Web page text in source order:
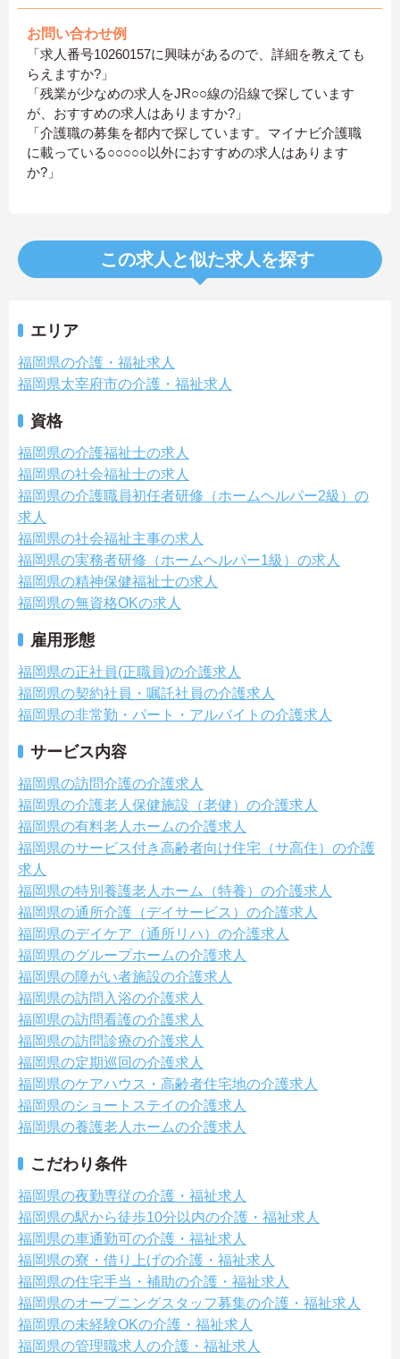
お問い合わせ例
「求人番号10260157に興味があるので、詳細を教えても
らえますか?」
「残業が少なめの求人をJR○○線の沿線で探しています
が、おすすめの求人はありますか?」
「介護職の募集を都内で探しています。マイナビ介護職
に載っている○○○○○以外におすすめの求人はあります
か?」
この求人と似た求人を探す
エリア
福岡県の介護・福祉求人
福岡県太宰府市の介護・福祉求人
資格
福岡県の介護福祉士の求人
福岡県の社会福祉士の求人
福岡県の介護職員初任者研修（ホームヘルパー2級）の
求人
福岡県の社会福祉主事の求人
福岡県の実務者研修（ホームヘルパー1級）の求人
福岡県の精神保健福祉士の求人
福岡県の無資格OKの求人
雇用形態
福岡県の正社員(正職員)の介護求人
福岡県の契約社員・嘱託社員の介護求人
福岡県の非常勤・パート・アルバイトの介護求人
サービス内容
福岡県の訪問介護の介護求人
福岡県の介護老人保健施設（老健）の介護求人
福岡県の有料老人ホームの介護求人
福岡県のサービス付き高齢者向け住宅（サ高住）の介護
求人
福岡県の特別養護老人ホーム（特養）の介護求人
福岡県の通所介護（デイサービス）の介護求人
福岡県のデイケア（通所リハ）の介護求人
福岡県のグループホームの介護求人
福岡県の障がい者施設の介護求人
福岡県の訪問入浴の介護求人
福岡県の訪問看護の介護求人
福岡県の訪問診療の介護求人
福岡県の定期巡回の介護求人
福岡県のケアハウス・高齢者住宅地の介護求人
福岡県のショートステイの介護求人
福岡県の養護老人ホームの介護求人
こだわり条件
福岡県の夜勤専従の介護・福祉求人
福岡県の駅から徒歩10分以内の介護・福祉求人
福岡県の車通勤可の介護・福祉求人
福岡県の寮・借り上げの介護・福祉求人
福岡県の住宅手当・補助の介護・福祉求人
福岡県のオープニングスタッフ募集の介護・福祉求人
福岡県の未経験OKの介護・福祉求人
福岡県の管理職求人の介護・福祉求人